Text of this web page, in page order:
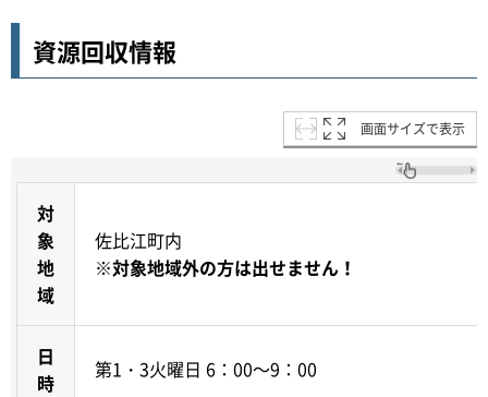
資源回収情報
画面サイズで表示
対
象
地
域
佐比江町内
※対象地域外の方は出せません！
日
時
第1・3火曜日 6：00～9：00